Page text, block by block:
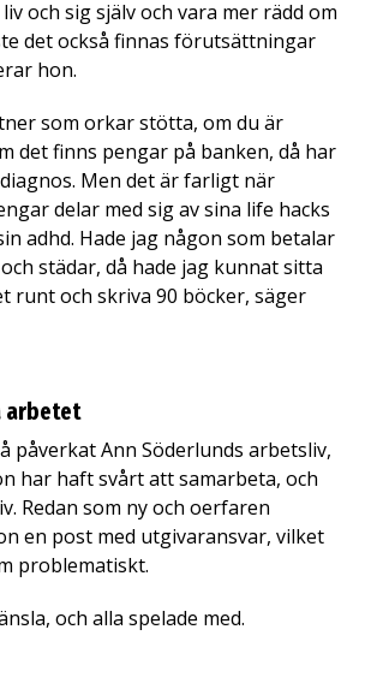
och sig själv och vara mer rädd om
det också finnas förutsättningar
hon.
som orkar stötta, om du är
det finns pengar på banken, då har
Men det är farligt när
delar med sig av sina life hacks
adhd. Hade jag någon som betalar
städar, då hade jag kunnat sitta
runt och skriva 90 böcker, säger
arbetet
påverkat Ann Söderlunds arbetsliv,
har haft svårt att samarbeta, och
Redan som ny och oerfaren
en post med utgivaransvar, vilket
problematiskt.
och alla spelade med.